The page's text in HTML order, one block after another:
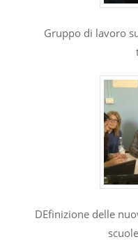
Gruppo di lavoro
DEfinizione delle